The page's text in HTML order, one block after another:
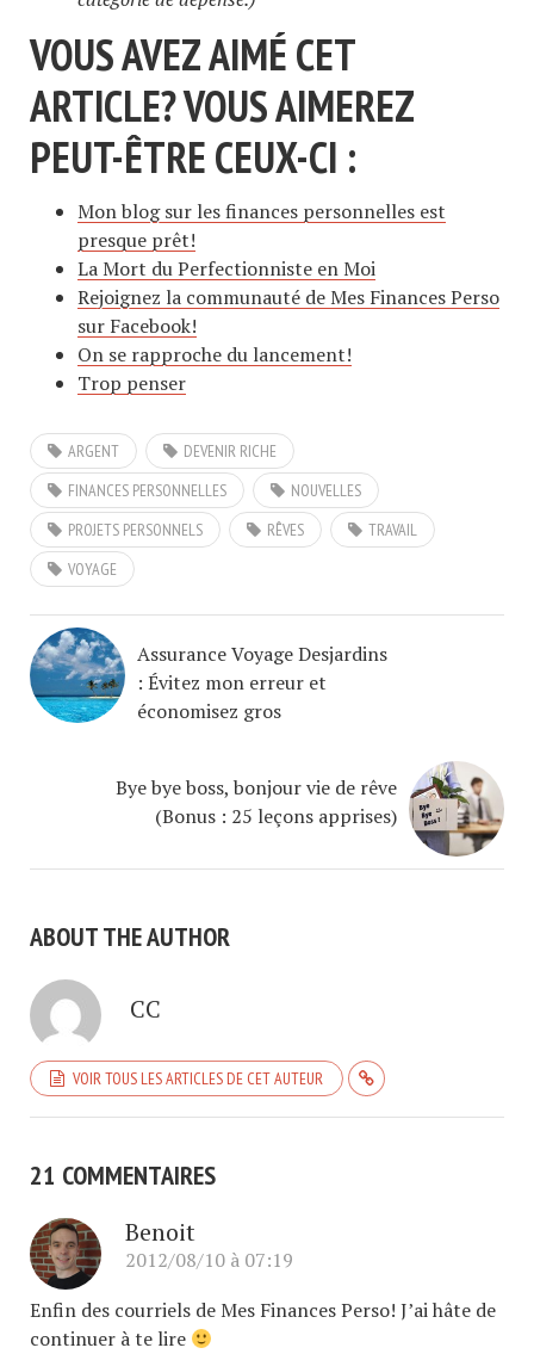
VOUS AVEZ AIMÉ CET
ARTICLE? VOUS AIMEREZ
PEUT-ÊTRE CEUX-CI :
Mon blog sur les finances personnelles est
presque prêt!
La Mort du Perfectionniste en Moi
Rejoignez la communauté de Mes Finances Perso
sur Facebook!
On se rapproche du lancement!
Trop penser
ARGENT
DEVENIR RICHE
FINANCES PERSONNELLES
NOUVELLES
PROJETS PERSONNELS
RÊVES
TRAVAIL
VOYAGE
Assurance Voyage Desjardins
: Évitez mon erreur et
économisez gros
Bye bye boss, bonjour vie de rêve
(Bonus : 25 leçons apprises)
ABOUT THE AUTHOR
CC
VOIR TOUS LES ARTICLES DE CET AUTEUR
21 COMMENTAIRES
Benoit
2012/08/10 à 07:19
Enfin des courriels de Mes Finances Perso! J’ai hâte de
continuer à te lire